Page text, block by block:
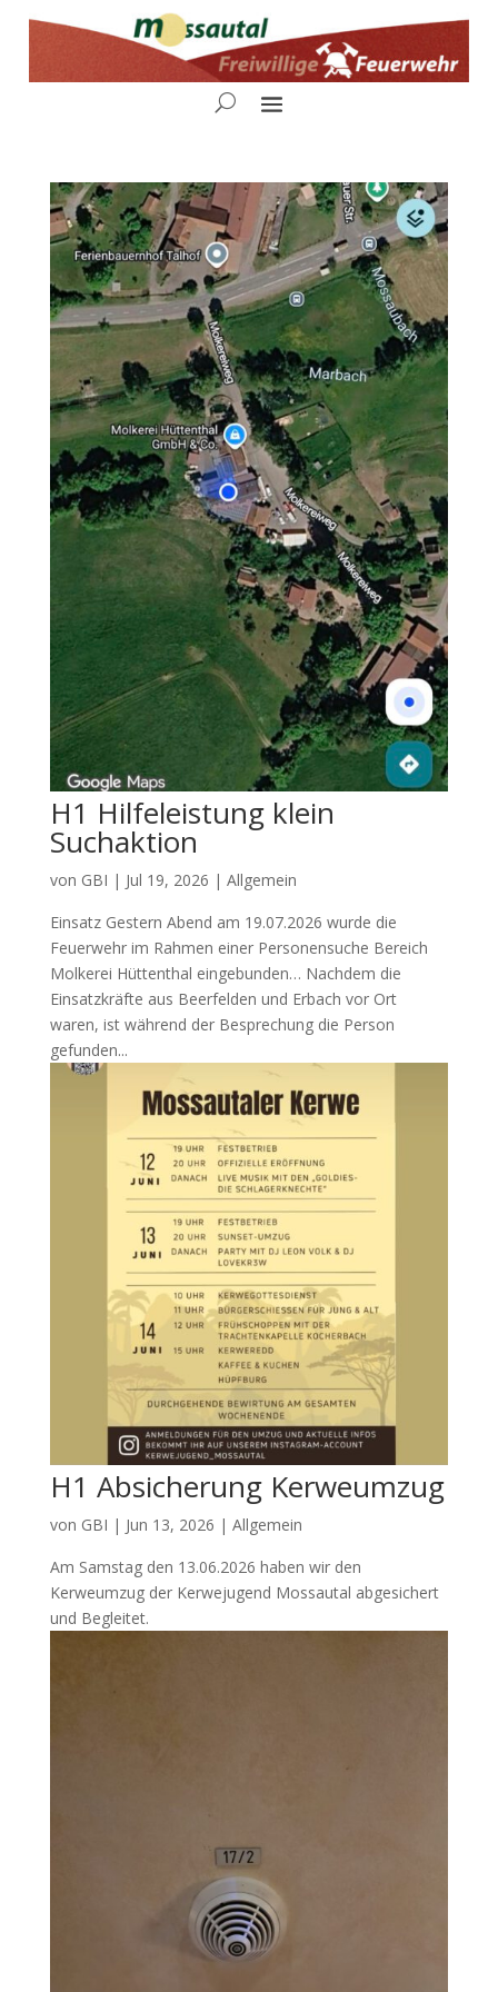
H1 Hilfeleistung klein
Suchaktion
von GBI | Jul 19, 2026 | Allgemein
Einsatz Gestern Abend am 19.07.2026 wurde die
Feuerwehr im Rahmen einer Personensuche Bereich
Molkerei Hüttenthal eingebunden… Nachdem die
Einsatzkräfte aus Beerfelden und Erbach vor Ort
waren, ist während der Besprechung die Person
gefunden...
H1 Absicherung Kerweumzug
von GBI | Jun 13, 2026 | Allgemein
Am Samstag den 13.06.2026 haben wir den
Kerweumzug der Kerwejugend Mossautal abgesichert
und Begleitet.